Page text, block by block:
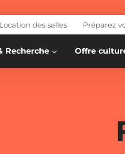
Location des salles Préparez
Recherche Offre